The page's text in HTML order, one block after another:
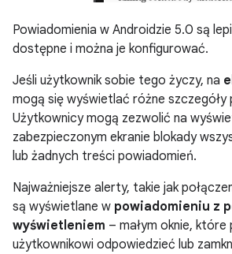
Powiadomienia w Androidzie 5.0 są
dostępne i można je konfigurować.
Jeśli użytkownik sobie tego życzy, na
mogą się wyświetlać różne szczegóły
Użytkownicy mogą zezwolić na
zabezpieczonym ekranie blokady
lub żadnych treści powiadomień.
Najważniejsze alerty, takie jak
są wyświetlane w powiadomieniu z
wyświetleniem – małym oknie, które
użytkownikowi odpowiedzieć lub